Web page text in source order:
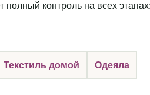
контроль на всех этапах:
Текстиль домой Одеяла